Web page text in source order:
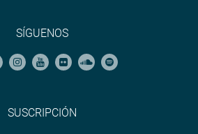
SÍGUENOS
SUSCRIPCIÓN